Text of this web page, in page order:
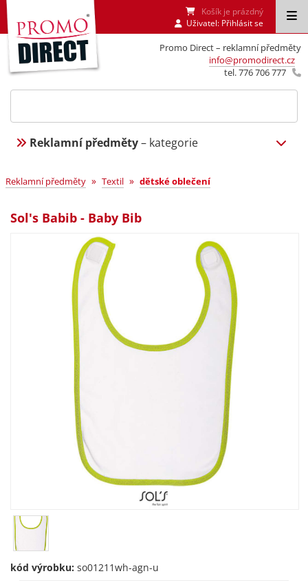
Promo Direct – reklamní předměty
info@promodirect.cz
tel. 776 706 777
Košík je prázdný
Uživatel: Přihlásit se
Reklamní předměty– kategorie
Reklamní předměty » Textil » dětské oblečení
Sol's Babib - Baby Bib
kód výrobku: so01211wh-agn-u